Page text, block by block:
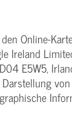
Online-
Ireland
E5W5,